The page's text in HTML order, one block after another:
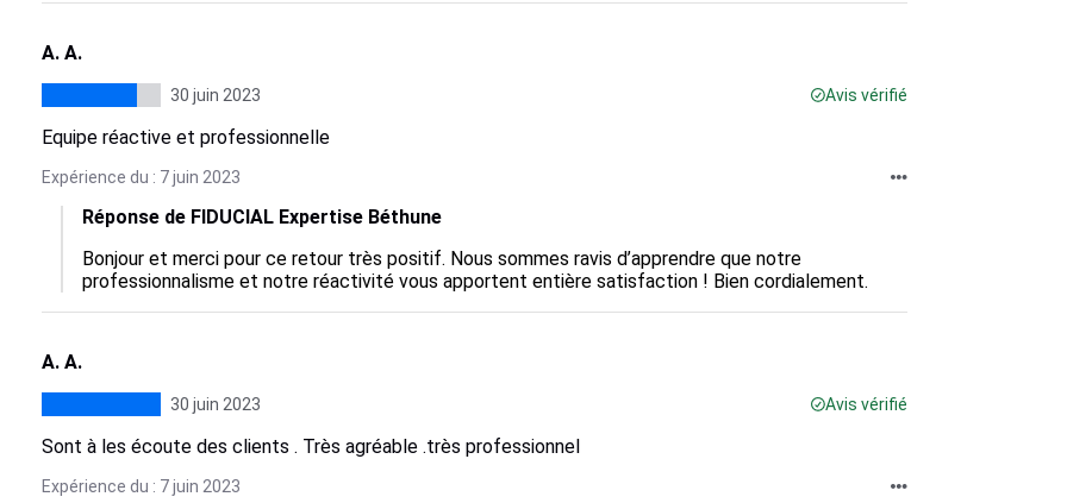
A. A.
30 juin 2023 Avis vérifié
Equipe réactive et professionnelle
Expérience du : 7 juin 2023
Réponse de FIDUCIAL Expertise Béthune
Bonjour et merci pour ce retour très positif. Nous sommes ravis d’apprendre que notre
professionnalisme et notre réactivité vous apportent entière satisfaction ! Bien cordialement.
A. A.
30 juin 2023 Avis vérifié
Sont à les écoute des clients . Très agréable .très professionnel
Expérience du : 7 juin 2023